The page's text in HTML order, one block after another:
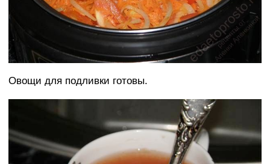
Овощи для подливки готовы.